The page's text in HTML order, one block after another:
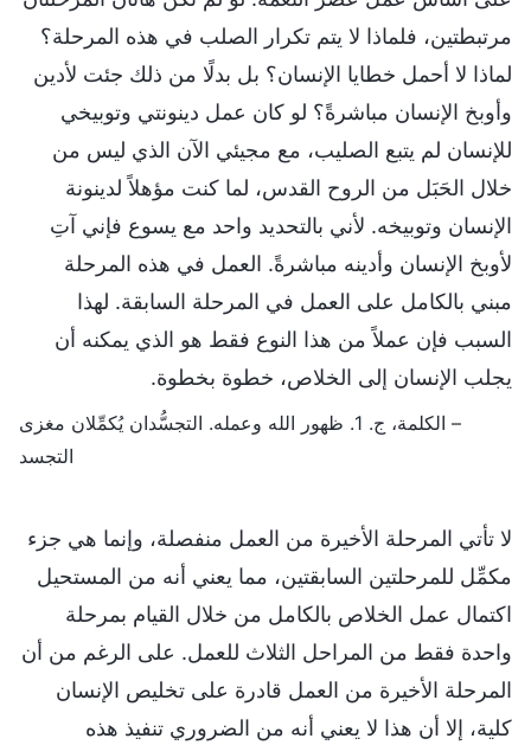
مرتبطتين، فلماذا لا يتم تكرار الصلب في هذه المرحلة؟
لماذا لا أحمل خطايا الإنسان؟ بل بدلًا من ذلك جئت لأدين
وأوبخ الإنسان مباشرةً؟ لو كان عمل دينونتي وتوبيخي
للإنسان لم يتبع الصليب، مع مجيئي الآن الذي ليس من
خلال الحَبَل من الروح القدس، لما كنت مؤهلاً لدينونة
الإنسان وتوبيخه. لأني بالتحديد واحد مع يسوع فإني آتِ
لأوبخ الإنسان وأدينه مباشرةً. العمل في هذه المرحلة
مبني بالكامل على العمل في المرحلة السابقة. لهذا
السبب فإن عملاً من هذا النوع فقط هو الذي يمكنه أن
يجلب الإنسان إلى الخلاص، خطوة بخطوة.
– الكلمة، ج. 1. ظهور الله وعمله. التجسُّدان يُكمِّلان مغزى
التجسد‎
لا تأتي المرحلة الأخيرة من العمل منفصلة، وإنما هي جزء
مكمِّل للمرحلتين السابقتين، مما يعني أنه من المستحيل
اكتمال عمل الخلاص بالكامل من خلال القيام بمرحلة
واحدة فقط من المراحل الثلاث للعمل. على الرغم من أن
المرحلة الأخيرة من العمل قادرة على تخليص الإنسان
كلية، إلا أن هذا لا يعني أنه من الضروري تنفيذ هذه